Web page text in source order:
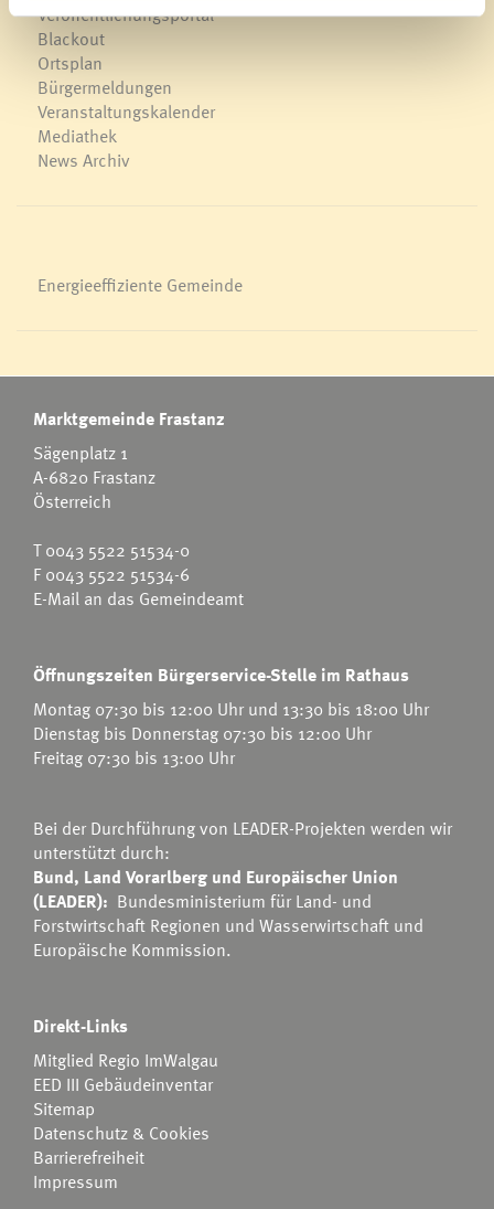
Veröffentlichungsportal
Blackout
Ortsplan
Bürgermeldungen
Veranstaltungskalender
Mediathek
News Archiv
Energieeffiziente Gemeinde
Marktgemeinde Frastanz
Sägenplatz 1
A-6820 Frastanz
Österreich
T0043 5522 51534-0
F 0043 5522 51534-6
E-Mail an das Gemeindeamt
Öffnungszeiten Bürgerservice-Stelle im Rathaus
Montag 07:30 bis 12:00 Uhr und 13:30 bis 18:00 Uhr
Dienstag bis Donnerstag 07:30 bis 12:00 Uhr
Freitag 07:30 bis 13:00 Uhr
Bei der Durchführung von LEADER-Projekten werden wir
unterstützt durch:
Bund, Land Vorarlberg und Europäischer Union
(LEADER): Bundesministerium für Land- und
Forstwirtschaft Regionen und Wasserwirtschaft und
Europäische Kommission.
Direkt-Links
Mitglied Regio ImWalgau
EED III Gebäudeinventar
Sitemap
Datenschutz & Cookies
Barrierefreiheit
Impressum